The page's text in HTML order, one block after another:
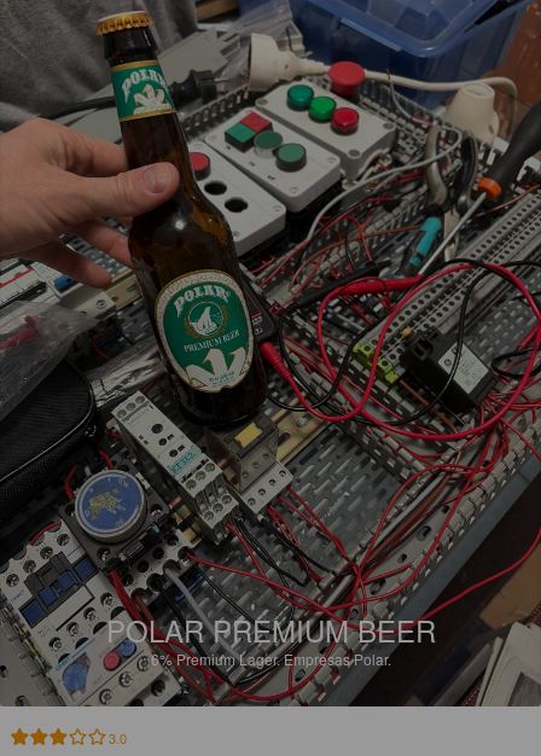
POLAR PREMIUM BEER
6%Premium Lager.Empresas Polar.
3.0